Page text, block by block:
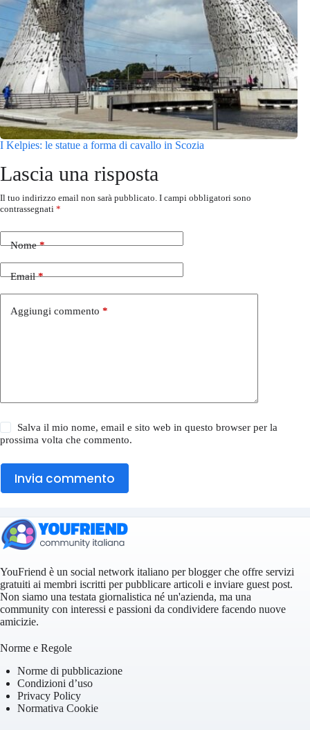
I Kelpies: le statue a forma di cavallo in Scozia
Lascia una risposta
Il tuo indirizzo email non sarà pubblicato. I campi obbligatori sono
contrassegnati *
Nome*
Email*
Aggiungi commento *
Salva il mio nome, email e sito web in questo browser per la
prossima volta che commento.
Invia commento
YouFriend è un social network italiano per blogger che offre servizi
gratuiti ai membri iscritti per pubblicare articoli e inviare guest post.
Non siamo una testata giornalistica né un'azienda, ma una
community con interessi e passioni da condividere facendo nuove
amicizie.
Norme e Regole
Norme di pubblicazione
Condizioni d’uso
Privacy Policy
Normativa Cookie